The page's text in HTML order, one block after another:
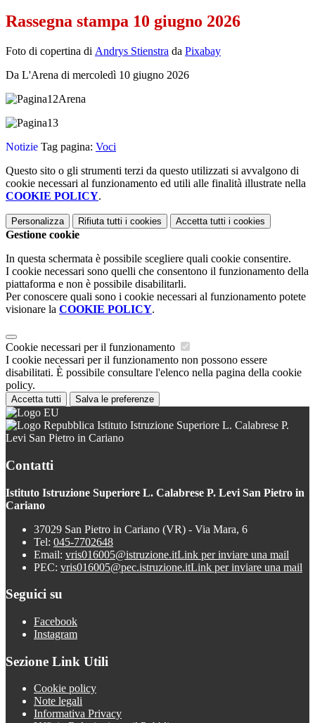
Rassegna stampa 10 giugno 2026
Foto di copertina di Andrys Stienstra da Pixabay
Da L'Arena di mercoledì 10 giugno 2026
Notizie Tag pagina: Voci
Questo sito o gli strumenti terzi da questo utilizzati si avvalgono di
cookie necessari al funzionamento ed utili alle finalità illustrate nella
COOKIE POLICY.
Personalizza Rifiuta tutti i cookies Accetta tutti i cookies
Gestione cookie
In questa schermata è possibile scegliere quali cookie consentire.
I cookie necessari sono quelli che consentono il funzionamento della
piattaforma e non è possibile disabilitarli.
Per conoscere quali sono i cookie necessari al funzionamento potete
visionare la COOKIE POLICY.
Cookie necessari per il funzionamento
I cookie necessari per il funzionamento non possono essere
disabilitati. È possibile consultare l'elenco nella pagina della cookie
policy.
Accetta tutti Salva le preferenze
Istituto Istruzione Superiore L. Calabrese P.
Levi San Pietro in Cariano
Contatti
Istituto Istruzione Superiore L. Calabrese P. Levi San Pietro in
Cariano
37029 San Pietro in Cariano (VR) - Via Mara, 6
Tel: 045-7702648
Email: vris016005@istruzione.itLink per inviare una mail
PEC: vris016005@pec.istruzione.itLink per inviare una mail
Seguici su
Facebook
Instagram
Sezione Link Utili
Cookie policy
Note legali
Informativa Privacy